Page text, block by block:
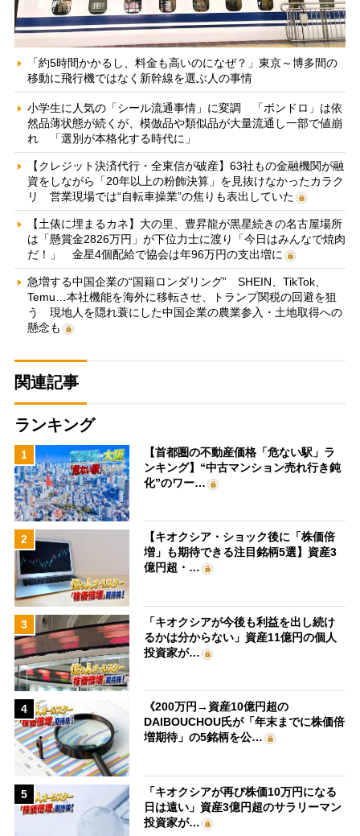
「約5時間かかるし、料金も高いのになぜ？」東京～博多間の
移動に飛行機ではなく新幹線を選ぶ人の事情
小学生に人気の「シール流通事情」に変調 「ボンドロ」は依
然品薄状態が続くが、模倣品や類似品が大量流通し一部で値崩
れ 「選別が本格化する時代に」
【クレジット決済代行・全東信が破産】63社もの金融機関が融
資をしながら「20年以上の粉飾決算」を見抜けなかったカラク
リ 営業現場では“自転車操業”の焦りも表出していた
【土俵に埋まるカネ】大の里、豊昇龍が黒星続きの名古屋場所
は「懸賞金2826万円」が下位力士に渡り「今日はみんなで焼肉
だ！」 金星4個配給で協会は年96万円の支出増に
急増する中国企業の“国籍ロンダリング” SHEIN、TikTok、
Temu…本社機能を海外に移転させ、トランプ関税の回避を狙
う 現地人を隠れ蓑にした中国企業の農業参入・土地取得への
懸念も
関連記事
ランキング
1
【首都圏の不動産価格「危ない駅」ラ
ンキング】“中古マンション売れ行き鈍
化”のワー…
2
【キオクシア・ショック後に「株価倍
増」も期待できる注目銘柄5選】資産3
億円超・…
3
「キオクシアが今後も利益を出し続け
るかは分からない」資産11億円の個人
投資家が…
4
《200万円→資産10億円超の
DAIBOUCHOU氏が「年末までに株価倍
増期待」の5銘柄を公…
5
「キオクシアが再び株価10万円になる
日は遠い」資産3億円超のサラリーマン
投資家が…